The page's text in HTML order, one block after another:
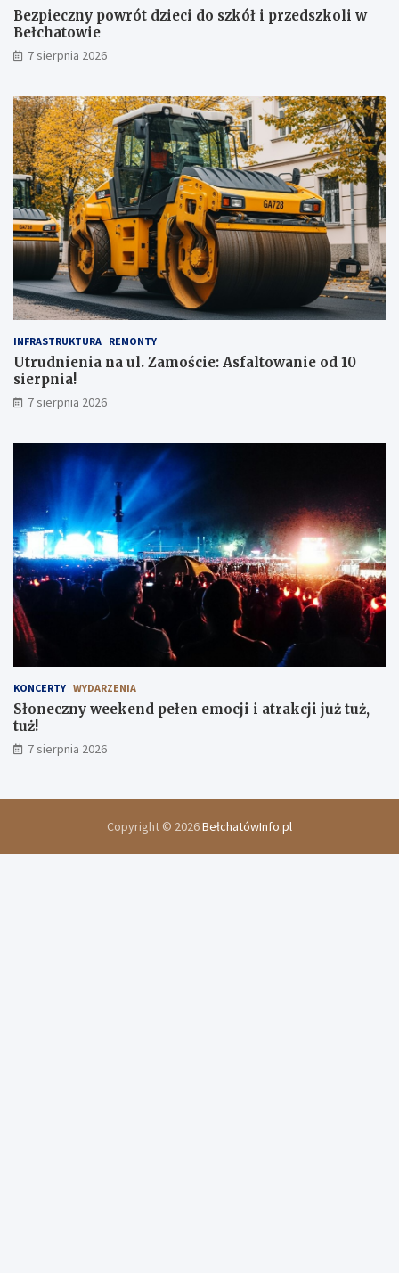
,
t
u
ż
Bezpieczny powrót dzieci do szkół i przedszkoli w
Bełchatowie
7 sierpnia 2026
INFRASTRUKTURA REMONTY
Utrudnienia na ul. Zamoście: Asfaltowanie od 10
sierpnia!
7 sierpnia 2026
KONCERTY WYDARZENIA
Słoneczny weekend pełen emocji i atrakcji już tuż,
tuż!
7 sierpnia 2026
Copyright © 2026BełchatówInfo.pl